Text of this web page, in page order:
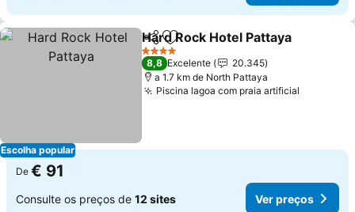
Escolha popular
PartilharAdicionar aos favoritos
Hard Rock Hotel Pattaya
4 Estrelas
8,8 Excelente
20.345
a 1.7 km de North Pattaya
Piscina lagoa com praia artificial
De € 91
Consulte os preços de 12 sites Ver preços